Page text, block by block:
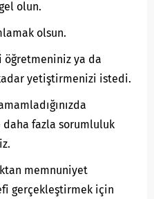
olun.
olsun.
ya da
yetiştirmenizi istedi.
fazla sorumluluk
memnuniyet
gerçekleştirmek için